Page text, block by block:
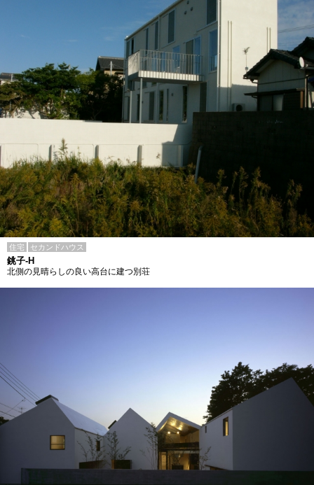
住宅 セカンドハウス
銚子-H
北側の見晴らしの良い高台に建つ別荘